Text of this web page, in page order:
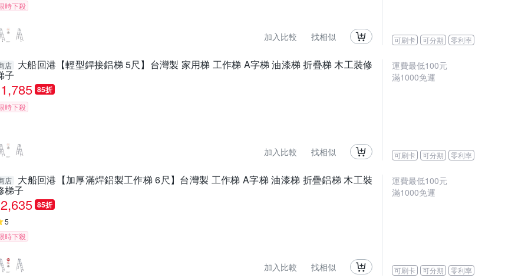
時下殺
加入比較 找相似 可刷卡 可分期 零利率
店 大船回港【輕型銲接鋁梯 5尺】台灣製 家用梯 工作梯 A字梯 油漆梯 折疊梯 木工裝修
子
1,785 85折
時下殺
加入比較 找相似
運費最低100元
滿1000免運
可刷卡 可分期 零利率
店 大船回港【加厚滿焊鋁製工作梯 6尺】台灣製 工作梯 A字梯 油漆梯 折疊鋁梯 木工裝
梯子
2,635 85折
5
時下殺
加入比較 找相似
運費最低100元
滿1000免運
可刷卡 可分期 零利率